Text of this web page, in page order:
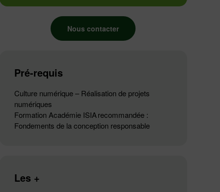
Nous contacter
Pré-requis
Culture numérique – Réalisation de projets
numériques
Formation Académie ISIA recommandée :
Fondements de la conception responsable
Les +